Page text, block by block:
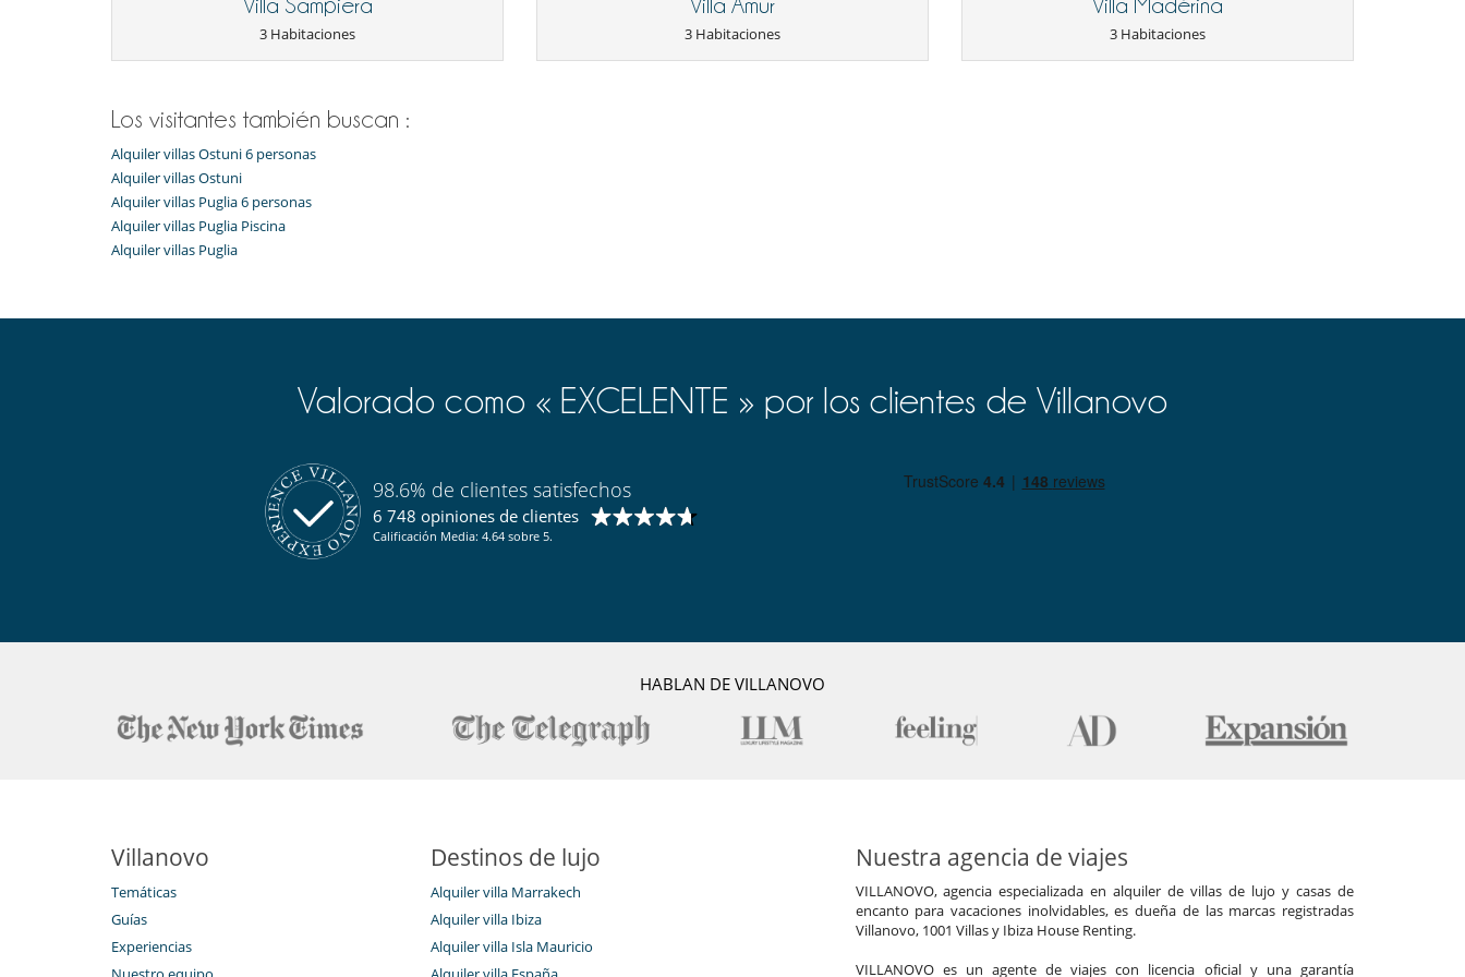
Niños
Ocios y actividades deportivas
Acceso a internet (wifi)
Piscina desbordante
TV
Para su comodidad y agrado
Aire acondicionado en toda la casa
Villa Sampiera
3 Habitaciones
Villa Amur
3 Habitaciones
Villa Madérina
3 Habitaciones
Los visitantes también buscan :
Alquiler villas Ostuni 6 personas
Alquiler villas Ostuni
Alquiler villas Puglia 6 personas
Alquiler villas Puglia Piscina
Alquiler villas Puglia
Valorado como « EXCELENTE » por los clientes de Villanovo
98.6% de clientes satisfechos
6 748 opiniones de clientes
Calificación Media: 4.64 sobre 5.
HABLAN DE VILLANOVO
Villanovo
Temáticas
Guías
Experiencias
Destinos de lujo
Alquiler villa Marrakech
Alquiler villa Ibiza
Alquiler villa Isla Mauricio
Nuestra agencia de viajes
VILLANOVO, agencia especializada en alquiler de villas de lujo y casas de
encanto para vacaciones inolvidables, es dueña de las marcas registradas
Villanovo, 1001 Villas y Ibiza House Renting.
VILLANOVO es un agente de viajes con licencia oficial y una garantía